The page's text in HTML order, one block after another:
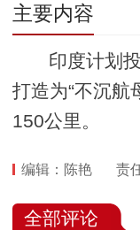
主要内容
印度计划
打造为“不沉航
150公里。
编辑：陈艳 责
全部评论